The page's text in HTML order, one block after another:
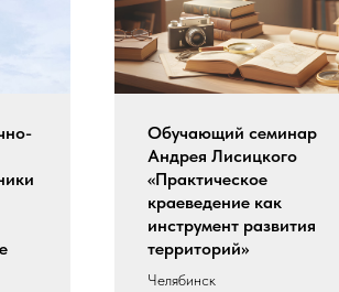
Обучающий семинар
Андрея Лисицкого
«Практическое
краеведение как
инструмент развития
территорий»
Челябинск